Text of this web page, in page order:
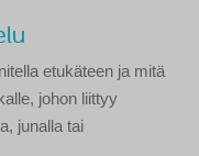
etukäteen ja mitä
johon liittyy
junalla tai